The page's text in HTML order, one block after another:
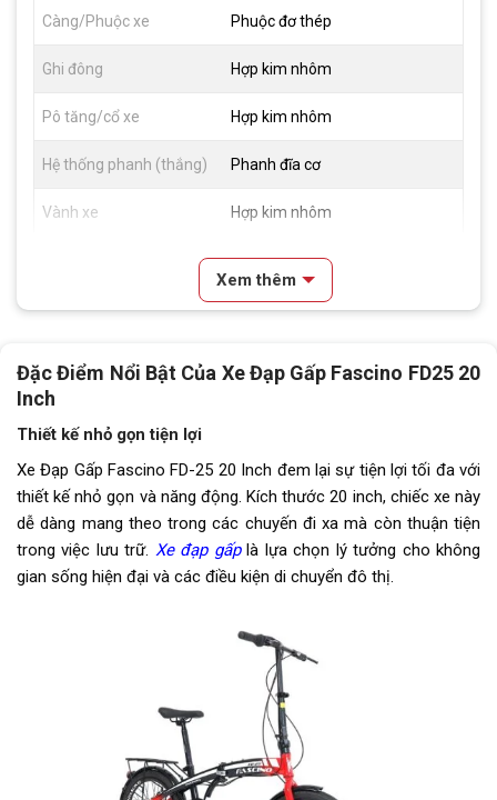
Càng/Phuộc xe Phuộc đơ thép
Ghi đông Hợp kim nhôm
Pô tăng/cổ xe Hợp kim nhôm
Hệ thống phanh (thắng) Phanh đĩa cơ
Vành xe Hợp kim nhôm
20×1.75
Tăng tốc sau (Gạt líp) SHIMANO TY21
Dĩa
Yên Mút bọc da mềm
Cọc/cốt yên Hợp kim thép
Thông số kỹ thuật có thể sẽ
được thay đổi từ nhà sản xuất
nhằm nâng cao chất lượng sản
phẩm
Xem thêm
Đặc Điểm Nổi Bật Của Xe Đạp Gấp Fascino FD25 20
Inch
Thiết kế nhỏ gọn tiện lợi
Xe Đạp Gấp Fascino FD-25 20 Inch đem lại sự tiện lợi tối đa với
thiết kế nhỏ gọn và năng động. Kích thước 20 inch, chiếc xe này
dễ dàng mang theo trong các chuyến đi xa mà còn thuận tiện
trong việc lưu trữ. Xe đạp gấplà lựa chọn lý tưởng cho không
gian sống hiện đại và các điều kiện di chuyển đô thị.